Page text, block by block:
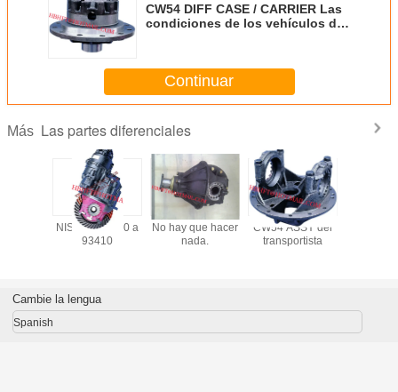
CW54 DIFF CASE / CARRIER Las
condiciones de los vehículos de
Continuar
Más Las partes diferenciales
NISSAN 38300 a
93410
No hay que hacer
nada.
CW54 ASSY del
transportista
FV517
Cambie la lengua
Spanish